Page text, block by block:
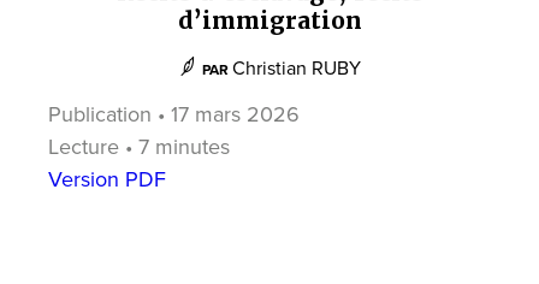
d’immigration
PAR Christian RUBY
Publication • 17 mars 2026
Lecture • 7 minutes
Version PDF